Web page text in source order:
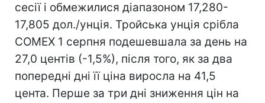
сесії і обмежилися діапазоном 17,280-
17,805 дол./унція. Тройська унція срібла
COMEX 1 серпня подешевшала за день на
27,0 центів (-1,5%), після того, як за два
попередні дні її ціна виросла на 41,5
цента. Перше за три дні зниження цін на